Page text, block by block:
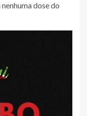
dose do